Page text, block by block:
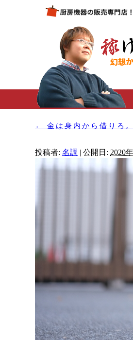
← 金は身内から借りろ
投稿者: 名調 | 公開日: 2020